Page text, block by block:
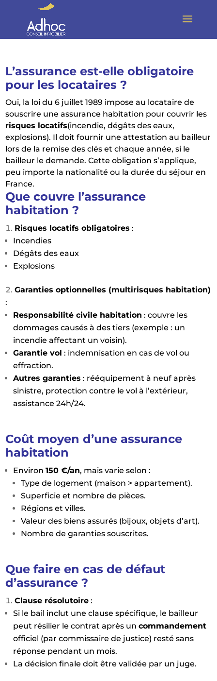
L’assurance est-elle obligatoire
pour les locataires ?
Oui, la loi du 6 juillet 1989 impose au locataire de
souscrire une assurance habitation pour couvrir les
risques locatifs(incendie, dégâts des eaux,
explosions). Il doit fournir une attestation au bailleur
lors de la remise des clés et chaque année, si le
bailleur le demande. Cette obligation s’applique,
peu importe la nationalité ou la durée du séjour en
France.
Que couvre l’assurance
habitation ?
Risques locatifs obligatoires :
Incendies
Dégâts des eaux
Explosions
Garanties optionnelles (multirisques habitation)
:
Responsabilité civile habitation : couvre les
dommages causés à des tiers (exemple : un
incendie affectant un voisin).
Garantie vol : indemnisation en cas de vol ou
effraction.
Autres garanties : rééquipement à neuf après
sinistre, protection contre le vol à l’extérieur,
assistance 24h/24.
Coût moyen d’une assurance
habitation
Environ150 €/an, mais varie selon :
Type de logement (maison > appartement).
Superficie et nombre de pièces.
Régions et villes.
Valeur des biens assurés (bijoux, objets d’art).
Nombre de garanties souscrites.
Que faire en cas de défaut
d’assurance ?
Clause résolutoire :
Si le bail inclut une clause spécifique, le bailleur
peut résilier le contrat après uncommandement
officiel (par commissaire de justice) resté sans
réponse pendant un mois.
La décision finale doit être validée par un juge.